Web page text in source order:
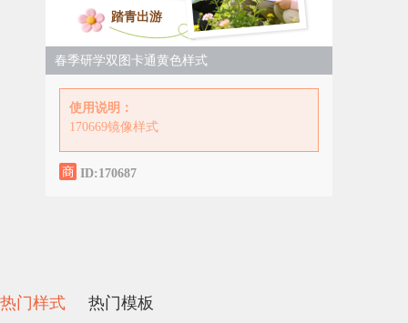
踏青出游
春季研学双图卡通黄色样式
使用说明：
170669镜像样式
ID:170687
热门样式 热门模板